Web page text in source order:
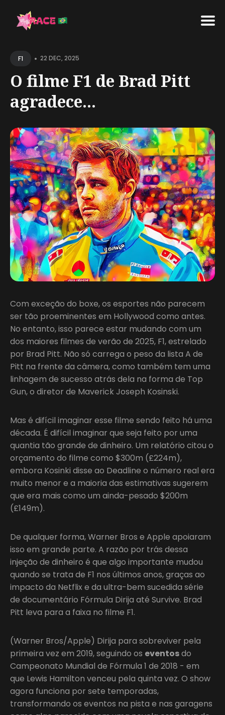
for
F1 • 22 DEC, 2025
O filme F1 de Brad Pitt
agradece...
Com exceção do boxe, os esportes não parecem
ser tão proeminentes em Hollywood como antes.
No entanto, isso parece estar mudando com um
dos maiores filmes de verão de 2025, F1, estrelado
por Brad Pitt. Não só carrega o peso da lista A de
Pitt na frente da câmera, como também tem uma
linhagem de sucesso atrás dela na forma de Top
Gun, o diretor de Maverick Joseph Kosinski.
Mas é difícil imaginar esse filme sendo feito há uma
década. É difícil imaginar que seja feito por uma
quantia tão grande de dinheiro. Um relatório citou o
orçamento do filme como $300m (£224m),
embora Kosinki disse ao Deadline o número real era
muito menor e a maioria das estimativas sugerem
que era mais como um ainda-pesado $200m
(£149m).
De qualquer forma, Warner Bros e Apple apoiaram
isso em grande parte. A razão por trás dessa
injeção de dinheiro é que algo importante mudou
quando se trata de F1 nos últimos anos, graças ao
impacto da Netflix e da ultra-bem sucedida série
de documentário Fórmula Dirija até Survive. Brad
Pitt leva para a faixa no filme F1.
(Warner Bros/Apple) Dirija para sobreviver pela
primeira vez em 2019, seguindo os eventosdo
Campeonato Mundial de Fórmula 1 de 2018 - em
que Lewis Hamilton venceu pela quinta vez. O show
agora funciona por sete temporadas,
transformando os eventos na pista e nas garagens